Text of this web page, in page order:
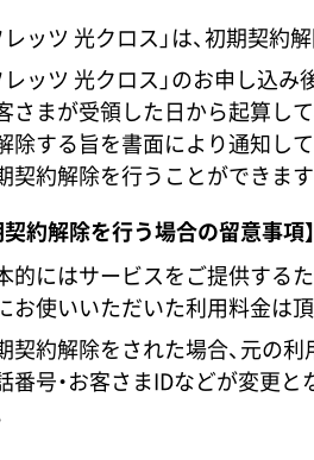
レッツ 光クロス」は、初期契約
レッツ 光クロス」のお申し込み
さまが受領した日から起算し
除する旨を書面により通知し
契約解除を行うことができます
契約解除を行う場合の留意事項】
的にはサービスをご提供する
お使いいただいた利用料金は
契約解除をされた場合、元の
番号・お客さまIDなどが変更